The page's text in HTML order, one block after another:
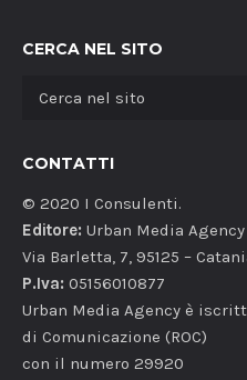
CERCA NEL SITO
CONTATTI
© 2020 I Consulenti.
Editore: Urban Media Agency
Via Barletta, 7, 95125 –
P.Iva: 05156010877
Urban Media Agency è
di Comunicazione (ROC)
con il numero 29920